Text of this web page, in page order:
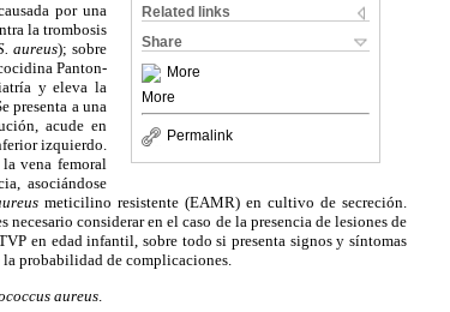
Related links
Share
More
More
Permalink
por una
la trombosis
aureus); sobre
Panton-
y eleva la
presenta a una
acude en
izquierdo.
vena femoral
asociándose
meticilino resistente (EAMR) en cultivo de secreción.
considerar en el caso de la presencia de lesiones de
en edad infantil, sobre todo si presenta signos y síntomas
probabilidad de complicaciones.
aureus